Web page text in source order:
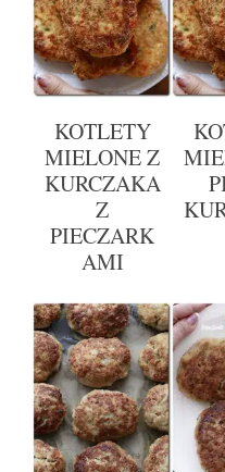
KOTLETY
MIELONE Z
KURCZAKA
Z
PIECZARK
AMI